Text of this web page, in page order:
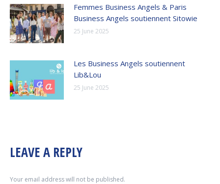
Femmes Business Angels & Paris
Business Angels soutiennent Sitowie
25 June 2025
Les Business Angels soutiennent
Lib&Lou
25 June 2025
LEAVE A REPLY
Your email address will not be published.